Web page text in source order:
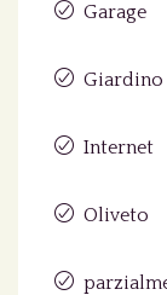
Garage
Giardino
Internet
Oliveto